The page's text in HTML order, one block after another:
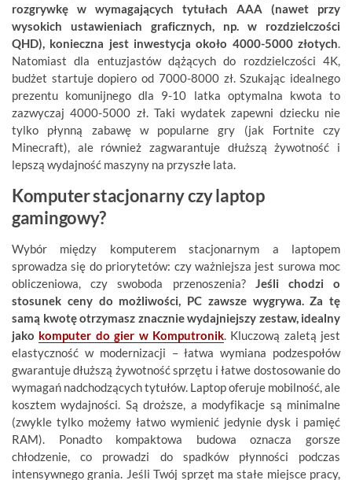
rozgrywkę w wymagających tytułach AAA (nawet przy
wysokich ustawieniach graficznych, np. w rozdzielczości
QHD), konieczna jest inwestycja około 4000-5000 złotych.
Natomiast dla entuzjastów dążących do rozdzielczości 4K,
budżet startuje dopiero od 7000-8000 zł. Szukając idealnego
prezentu komunijnego dla 9-10 latka optymalna kwota to
zazwyczaj 4000-5000 zł. Taki wydatek zapewni dziecku nie
tylko płynną zabawę w popularne gry (jak Fortnite czy
Minecraft), ale również zagwarantuje dłuższą żywotność i
lepszą wydajność maszyny na przyszłe lata.
Komputer stacjonarny czy laptop
gamingowy?
Wybór między komputerem stacjonarnym a laptopem
sprowadza się do priorytetów: czy ważniejsza jest surowa moc
obliczeniowa, czy swoboda przenoszenia? Jeśli chodzi o
stosunek ceny do możliwości, PC zawsze wygrywa. Za tę
samą kwotę otrzymasz znacznie wydajniejszy zestaw, idealny
jako komputer do gier w Komputronik. Kluczową zaletą jest
elastyczność w modernizacji – łatwa wymiana podzespołów
gwarantuje dłuższą żywotność sprzętu i łatwe dostosowanie do
wymagań nadchodzących tytułów. Laptop oferuje mobilność, ale
kosztem wydajności. Są droższe, a modyfikacje są minimalne
(zwykle tylko możemy łatwo wymienić jedynie dysk i pamięć
RAM). Ponadto kompaktowa budowa oznacza gorsze
chłodzenie, co prowadzi do spadków płynności podczas
intensywnego grania. Jeśli Twój sprzęt ma stałe miejsce pracy,